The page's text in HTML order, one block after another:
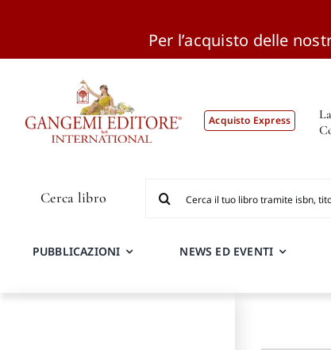
Per l’acquisto delle
Acquisto Express
Cerca libro
per:
PUBBLICAZIONI NEWS ED EVENTI